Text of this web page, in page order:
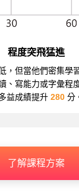
程度突飛猛進
，但當他們密集學
、寫能力或字彙程
益成績提升 280 分
了解課程方案